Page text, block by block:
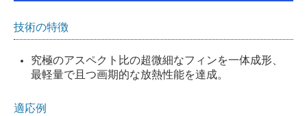
技術の特徴
究極のアスペクト比の超微細なフィンを一体成形、
最軽量で且つ画期的な放熱性能を達成。
適応例